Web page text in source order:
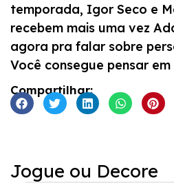
INCORPORAR
temporada, Igor Seco e
recebem mais uma vez
agora pra falar sobre
Você consegue pensar
Compartilhar:
Jogue ou Decore